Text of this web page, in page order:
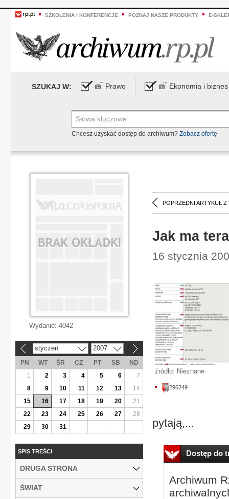
SZKOLENIA I KONFERENCJE POZNAJ NASZE PRODUKTY E-
SZUKAJ W: Prawo Ekonomia i biznes
Chcesz uzyskać dostęp do archiwum? Zobacz ofertę
POPRZEDNI ARTYKUŁ Z
Jak ma
16 stycznia
źródło: Nieznane
296249
pytają,...
Dostęp do
Archiwum
Wydanie: 4042
styczeń 2007
PN WT ŚR CZ PT SB
ND
1
2 3 4 5 6
7
8
9 10 11 12 13
14
15
16 17 18 19 20
21
22
23 24 25 26 27
28
29
30 31
SPIS TREŚCI
DRUGA STRONA
ŚWIAT